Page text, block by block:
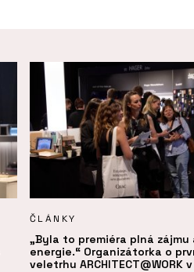
ČLÁNKY
„Byla to premiéra plná zájmu
energie.“ Organizátorka o
veletrhu ARCHITECT@WORK